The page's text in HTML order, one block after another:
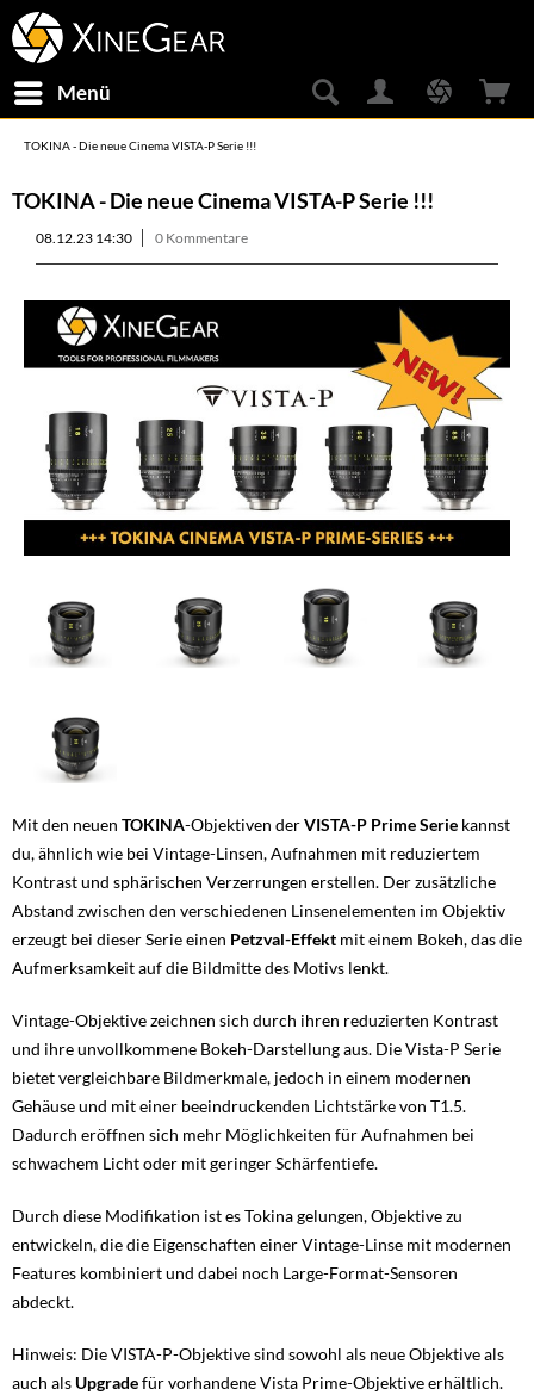
Menü
TOKINA - Die neue Cinema VISTA-P Serie !!!
TOKINA - Die neue Cinema VISTA-P Serie !!!
08.12.23 14:30 0 Kommentare
Mit den neuen TOKINA-Objektiven derVISTA-P Prime Serie kannst
du, ähnlich wie bei Vintage-Linsen, Aufnahmen mit reduziertem
Kontrast und sphärischen Verzerrungen erstellen. Der zusätzliche
Abstand zwischen den verschiedenen Linsenelementen im Objektiv
erzeugt bei dieser Serie einen Petzval-Effekt mit einem Bokeh, das die
Aufmerksamkeit auf die Bildmitte des Motivs lenkt.
Vintage-Objektive zeichnen sich durch ihren reduzierten Kontrast
und ihre unvollkommene Bokeh-Darstellung aus. Die Vista-P Serie
bietet vergleichbare Bildmerkmale, jedoch in einem modernen
Gehäuse und mit einer beeindruckenden Lichtstärke von T1.5.
Dadurch eröffnen sich mehr Möglichkeiten für Aufnahmen bei
schwachem Licht oder mit geringer Schärfentiefe.
Durch diese Modifikation ist es Tokina gelungen, Objektive zu
entwickeln, die die Eigenschaften einer Vintage-Linse mit modernen
Features kombiniert und dabei noch Large-Format-Sensoren
abdeckt.
Hinweis: Die VISTA-P-Objektive sind sowohl als neue Objektive als
auch alsUpgradefür vorhandene Vista Prime-Objektive erhältlich.